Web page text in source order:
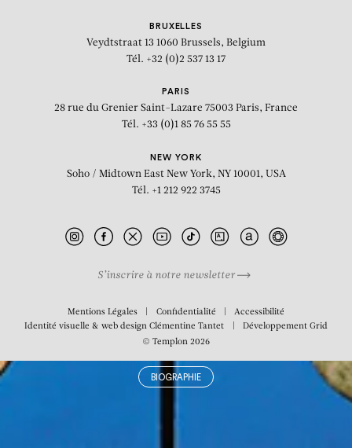
VINCENT CORPET
2634 P, 28 IX 95, 25 III 96, h/t (200 x
200) x 2
BIOGRAPHIE
BRUXELLES
Veydtstraat 13 1060 Brussels, Belgium
Tél. +32 (0)2 537 13 17
PARIS
28 rue du Grenier Saint-Lazare 75003 Paris, France
Tél. +33 (0)1 85 76 55 55
NEW YORK
Soho / Midtown East New York, NY 10001, USA
Tél. +1 212 922 3745
S’inscrire à notre newsletter
Mentions Légales Confidentialité
Accessibilité
Identité visuelle & web designClémentine Tantet Développement Grid
© Templon 2026